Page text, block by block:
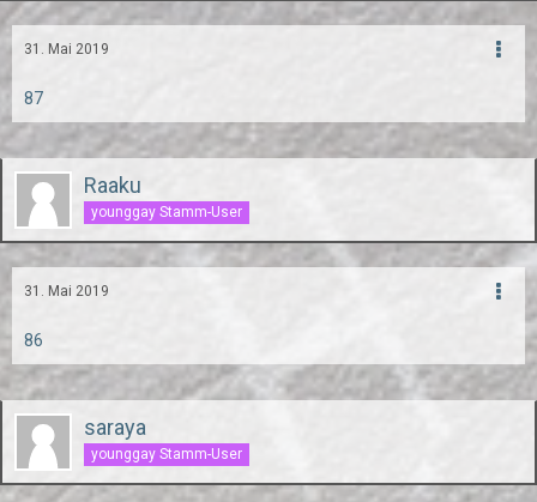
31. Mai 2019
87
Raaku
younggay Stamm-User
31. Mai 2019
86
saraya
younggay Stamm-User